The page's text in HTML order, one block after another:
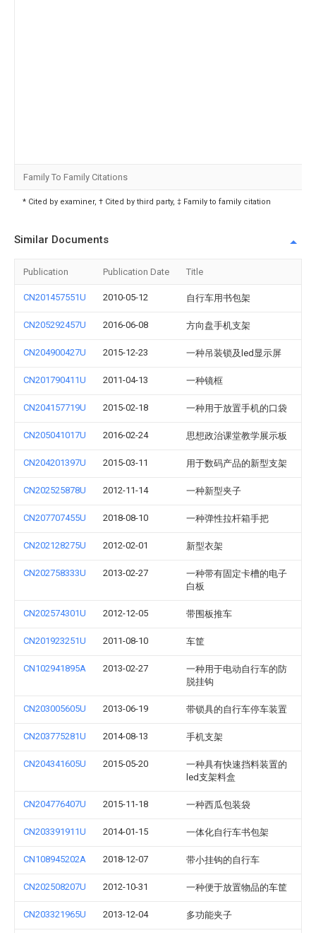
Family To Family Citations
* Cited by examiner, † Cited by third party, ‡ Family to family citation
Similar Documents
Publication Publication Date Title
CN201457551U 2010-05-12 自行车用书包架
CN205292457U 2016-06-08 方向盘手机支架
CN204900427U 2015-12-23 一种吊装锁及led显示屏
CN201790411U 2011-04-13 一种镜框
CN204157719U 2015-02-18 一种用于放置手机的口袋
CN205041017U 2016-02-24 思想政治课堂教学展示板
CN204201397U 2015-03-11 用于数码产品的新型支架
CN202525878U 2012-11-14 一种新型夹子
CN207707455U 2018-08-10 一种弹性拉杆箱手把
CN202128275U 2012-02-01 新型衣架
CN202758333U 2013-02-27
一种带有固定卡槽的电子
白板
CN202574301U 2012-12-05 带围板推车
CN201923251U 2011-08-10 车筐
CN102941895A 2013-02-27
一种用于电动自行车的防
脱挂钩
CN203005605U 2013-06-19 带锁具的自行车停车装置
CN203775281U 2014-08-13 手机支架
CN204341605U 2015-05-20
一种具有快速挡料装置的
led支架料盒
CN204776407U 2015-11-18 一种西瓜包装袋
CN203391911U 2014-01-15 一体化自行车书包架
CN108945202A 2018-12-07 带小挂钩的自行车
CN202508207U 2012-10-31 一种便于放置物品的车筐
CN203321965U 2013-12-04 多功能夹子